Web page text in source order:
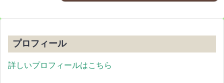
プロフィール
詳しいプロフィールはこちら